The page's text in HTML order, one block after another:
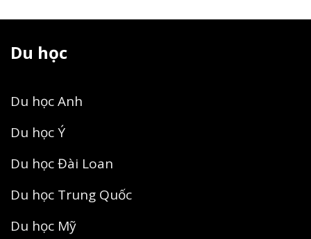
Du học
Du học Anh
Du học Ý
Du học Đài Loan
Du học Trung Quốc
Du học Mỹ